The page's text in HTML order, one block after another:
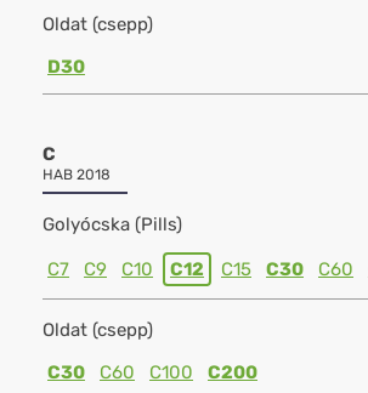
Oldat (csepp)
D30
C
HAB 2018
Golyócska (Pills)
C7 C9 C10 C12 C15 C30 C60
Oldat (csepp)
C30
C60 C100 C200